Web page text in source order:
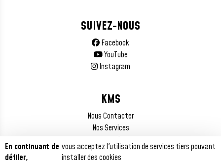
SUIVEZ-NOUS
Facebook
YouTube
Instagram
KMS
Nous Contacter
Nos Services
Mentions Légales
En continuant de
défiler,
vous acceptez l'utilisation de services tiers pouvant
installer des cookies